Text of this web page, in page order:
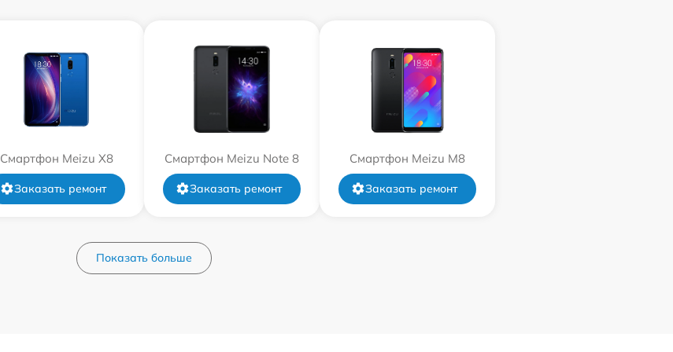
Смартфон Meizu X8
Заказать ремонт
Смартфон Meizu Note 8
Заказать ремонт
Смартфон Meizu M8
Заказать ремонт
Показать больше